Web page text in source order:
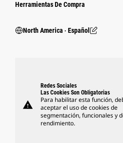
Herramientas De Compra
North America ‧ Español
warning
Redes Sociales
Las Cookies Son Obligatorias
Para habilitar esta función,
aceptar el uso de cookies de
segmentación, funcionales y
rendimiento.